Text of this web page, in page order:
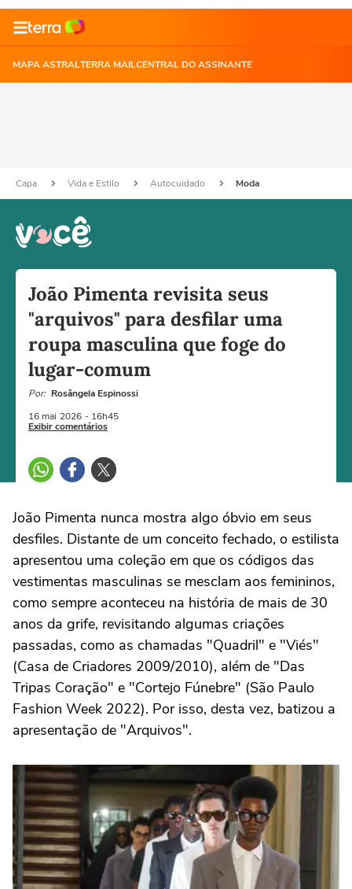
MAPA ASTRALTERRA MAILCENTRAL DO ASSINANTE
Capa Vida e Estilo Autocuidado Moda
João Pimenta revisita seus
"arquivos" para desfilar uma
roupa masculina que foge do
lugar-comum
Por: Rosângela Espinossi
16 mai 2026 - 16h45
Exibir comentários
João Pimenta nunca mostra algo óbvio em seus
desfiles. Distante de um conceito fechado, o estilista
apresentou uma coleção em que os códigos das
vestimentas masculinas se mesclam aos femininos,
como sempre aconteceu na história de mais de 30
anos da grife, revisitando algumas criações
passadas, como as chamadas "Quadril" e "Viés"
(Casa de Criadores 2009/2010), além de "Das
Tripas Coração" e "Cortejo Fúnebre" (São Paulo
Fashion Week 2022). Por isso, desta vez, batizou a
apresentação de "Arquivos".